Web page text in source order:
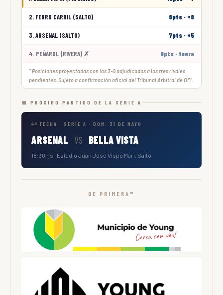
2. FERRO CARRIL (SALTO) 8pts · +8
3. ARSENAL (SALTO) 7pts · +5
4. PEÑAROL (RIVERA) ✗ 0pts · fuera
* Posiciones proyectadas con los 3-0 adjudicados a los tres rivales
pendientes. Sujeto a confirmación oficial del Tribunal Arbitral de OFI.
📅 PRÓXIMO PARTIDO DE LA SERIE A
4ª FECHA · SERIE A · DOM. 31 DE MAYO
ARSENAL VS BELLA VISTA
18:30 hs · Estadio Juan José Vispo Mari, Salto
DE PRIMERA™